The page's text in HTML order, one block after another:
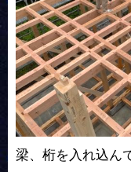
梁、桁を入れ込ん